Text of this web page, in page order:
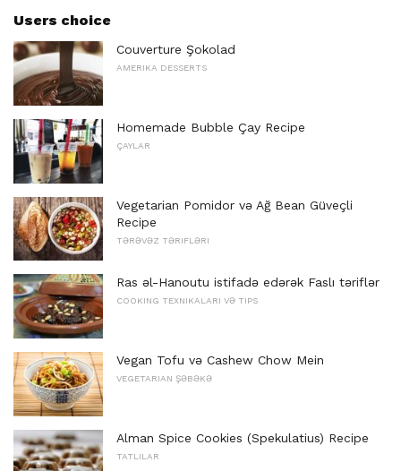
Users choice
Couverture Şokolad
AMERIKA DESSERTS
Homemade Bubble Çay Recipe
ÇAYLAR
Vegetarian Pomidor və Ağ Bean Güveçli
Recipe
TƏRƏVƏZ TƏRIFLƏRI
Ras əl-Hanoutu istifadə edərək Faslı təriflər
COOKING TEXNIKALARI VƏ TIPS
Vegan Tofu və Cashew Chow Mein
VEGETARIAN ŞƏBƏKƏ
Alman Spice Cookies (Spekulatius) Recipe
TATLILAR